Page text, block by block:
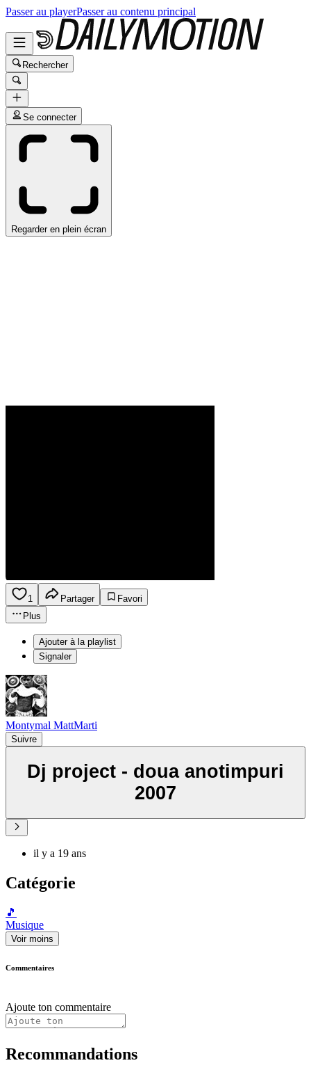
Passer au playerPasser au contenu principal
Rechercher
Se connecter
Regarder en plein écran
1 Partager
Favori
Plus
Ajouter à la playlist
Signaler
Montymal MattMarti
Suivre
Dj project - doua anotimpuri
2007
il y a 19 ans
Catégorie
🎵
Musique
Voir moins
Commentaires
Ajoute ton commentaire
Recommandations